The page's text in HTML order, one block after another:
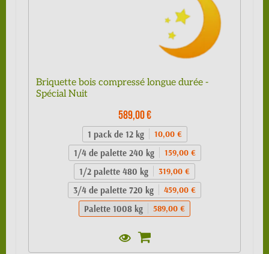
Briquette bois compressé longue durée -
Spécial Nuit
589,00 €
1 pack de 12 kg 10,00 €
1/4 de palette 240 kg 159,00 €
1/2 palette 480 kg 319,00 €
3/4 de palette 720 kg 459,00 €
Palette 1008 kg 589,00 €